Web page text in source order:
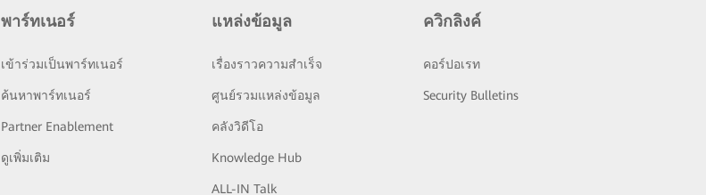
พาร์ทเนอร์
เข้าร่วมเป็นพาร์ทเนอร์
ค้นหาพาร์ทเนอร์
Partner Enablement
ดูเพิ่มเติม
แหล่งข้อมูล
เรื่องราวความสำเร็จ
ศูนย์รวมแหล่งข้อมูล
คลังวิดีโอ
Knowledge Hub
ALL-IN Talk
ควิกลิงค์
คอร์ปอเรท
Security Bulletins